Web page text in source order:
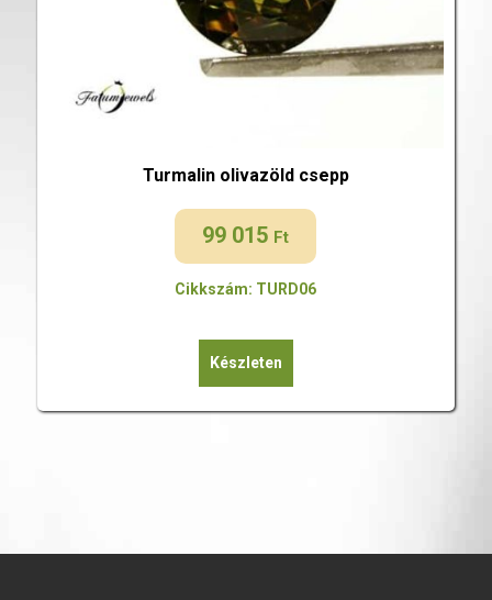
Turmalin olivazöld csepp
99 015 Ft
Cikkszám: TURD06
Készleten